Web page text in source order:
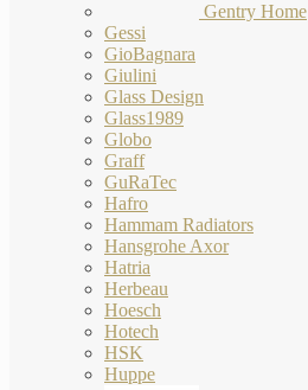
Gentry Home
Gessi
GioBagnara
Giulini
Glass Design
Glass1989
Globo
Graff
GuRaTec
Hafro
Hammam Radiators
Hansgrohe Axor
Hatria
Herbeau
Hoesch
Hotech
HSK
Huppe